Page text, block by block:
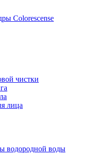
Colorescense
чистки
лица
водородной воды